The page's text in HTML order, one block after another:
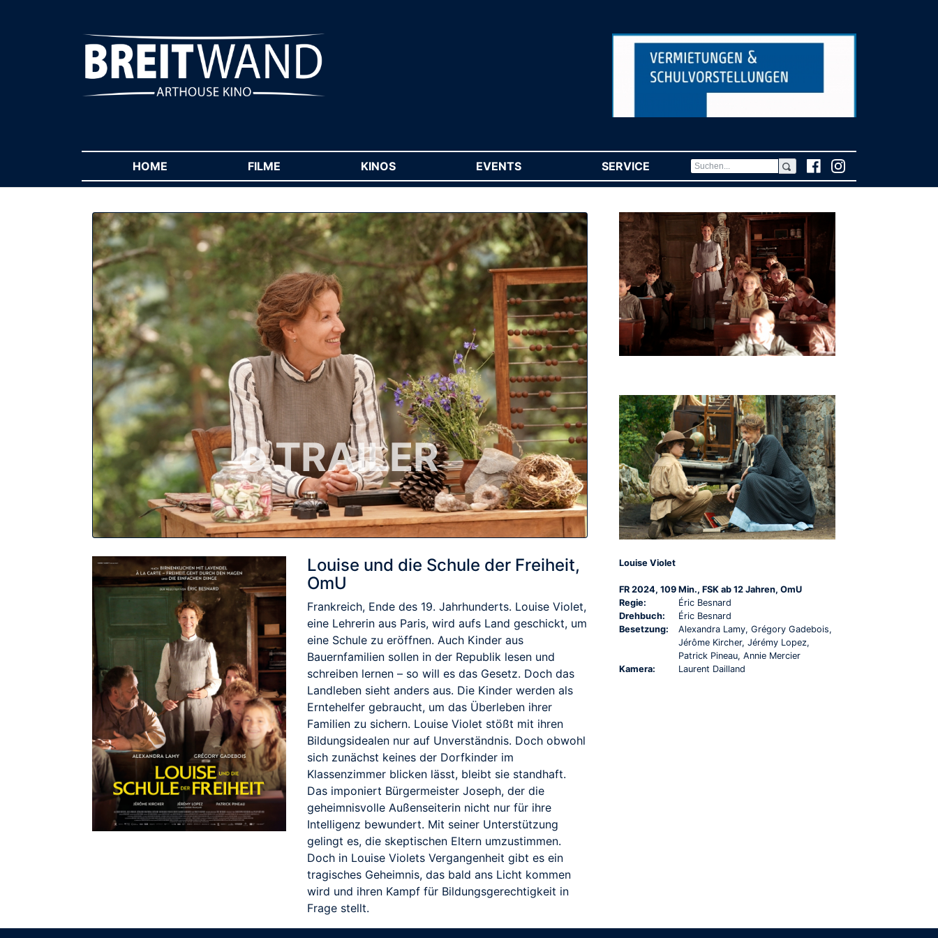
HOME FILME KINOS EVENTS SERVICE (CURRENT)
TRAILER
Louise und die Schule der Freiheit,
OmU
Frankreich, Ende des 19. Jahrhunderts. Louise Violet,
eine Lehrerin aus Paris, wird aufs Land geschickt, um
eine Schule zu eröffnen. Auch Kinder aus
Bauernfamilien sollen in der Republik lesen und
schreiben lernen – so will es das Gesetz. Doch das
Landleben sieht anders aus. Die Kinder werden als
Erntehelfer gebraucht, um das Überleben ihrer
Familien zu sichern. Louise Violet stößt mit ihren
Bildungsidealen nur auf Unverständnis. Doch obwohl
sich zunächst keines der Dorfkinder im
Klassenzimmer blicken lässt, bleibt sie standhaft.
Das imponiert Bürgermeister Joseph, der die
geheimnisvolle Außenseiterin nicht nur für ihre
Intelligenz bewundert. Mit seiner Unterstützung
gelingt es, die skeptischen Eltern umzustimmen.
Doch in Louise Violets Vergangenheit gibt es ein
tragisches Geheimnis, das bald ans Licht kommen
wird und ihren Kampf für Bildungsgerechtigkeit in
Frage stellt.
Louise Violet
FR 2024, 109 Min., FSK ab 12 Jahren, OmU
Regie:
Éric Besnard
Drehbuch:
Éric Besnard
Besetzung:
Alexandra Lamy, Grégory Gadebois,
Jérôme Kircher, Jérémy Lopez,
Patrick Pineau, Annie Mercier
Kamera:
Laurent Dailland